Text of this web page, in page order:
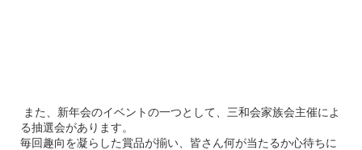
また、新年会のイベントの一つとして、三和会家族会主催によ
る抽選会があります。
毎回趣向を凝らした賞品が揃い、皆さん何が当たるか心待ちに